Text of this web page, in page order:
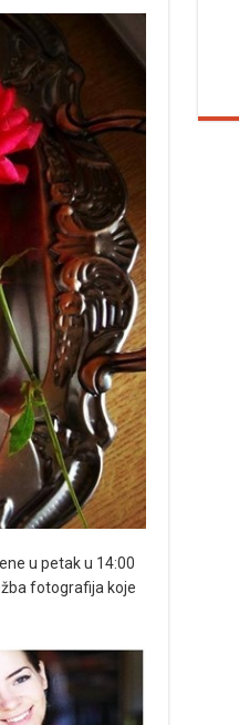
u petak u 14:00
fotografija koje